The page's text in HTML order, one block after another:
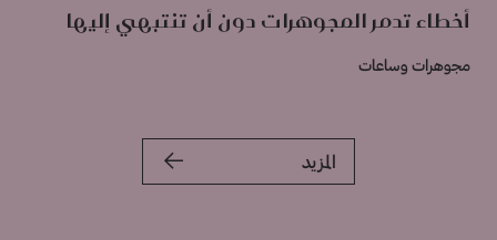
أخطاء تدمر المجوهرات دون أن تنتبهي إليها
مجوهرات وساعات
المزيد